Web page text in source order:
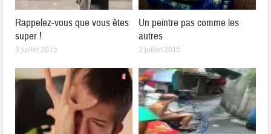
Rappelez-vous que vous êtes
super !
3 juillet 2015
Un peintre pas comme les
autres
2 juillet 2015